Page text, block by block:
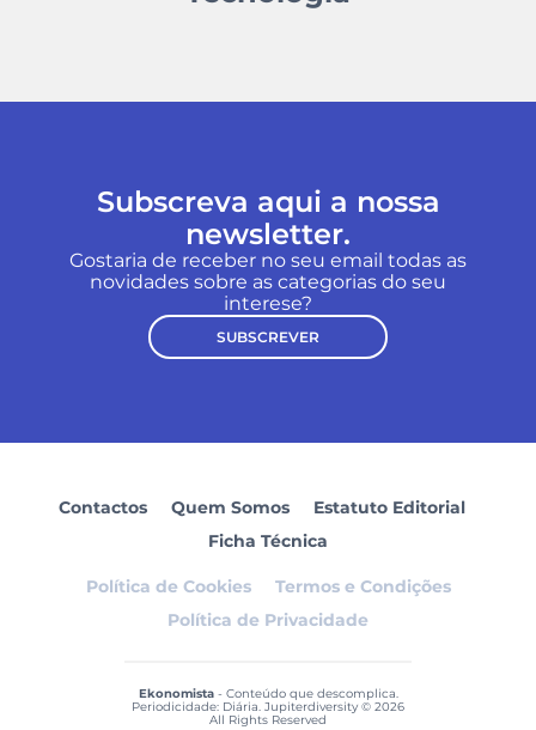
Subscreva aqui a nossa
newsletter.
Gostaria de receber no seu email todas as
novidades sobre as categorias do seu
interese?
SUBSCREVER
Contactos Quem Somos
Estatuto Editorial
Ficha Técnica
Política de Cookies
Termos e Condições
Política de Privacidade
Ekonomista- Conteúdo que descomplica.
Periodicidade: Diária. Jupiterdiversity © 2026
All Rights Reserved